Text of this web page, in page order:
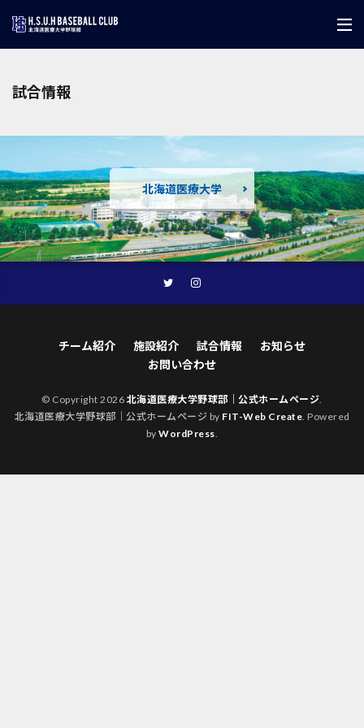
試合情報
北海道医療大学
チーム紹介 施設紹介 試合情報
お知らせ
お問い合わせ
© Copyright 2026 北海道医療大学野球部｜公式ホームページ.
北海道医療大学野球部｜公式ホームページ by FIT-Web Create. Powered
byWordPress.